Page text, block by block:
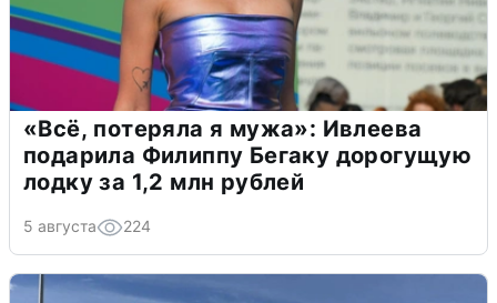
«Всё, потеряла я мужа»: Ивлеева
подарила Филиппу Бегаку дорогущую
лодку за 1,2 млн рублей
5 августа 224